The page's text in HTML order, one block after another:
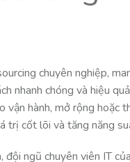
chuyên nghiệp,
nhanh chóng và hiệu
vận hành, mở rộng hoặc
trị cốt lõi và tăng năng
ngũ chuyên viên IT